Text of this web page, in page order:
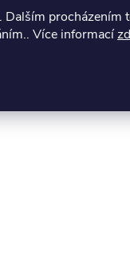
procházením
Více informací